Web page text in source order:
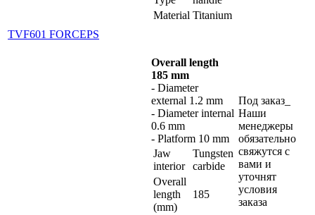
Material Titanium
TVF601 FORCEPS
Overall length
185 mm
- Diameter
external 1.2 mm
- Diameter internal
0.6 mm
- Platform 10 mm
Jaw
interior
Tungsten
carbide
Overall
length
(mm)
185
Под заказ_
Наши
менеджеры
обязательно
свяжутся с
вами и
уточнят
условия
заказа